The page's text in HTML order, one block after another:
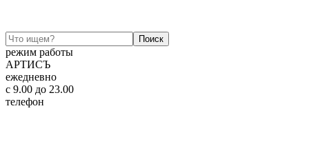
режим работы
АРТИСЪ
ежедневно
c 9.00 до 23.00
телефон